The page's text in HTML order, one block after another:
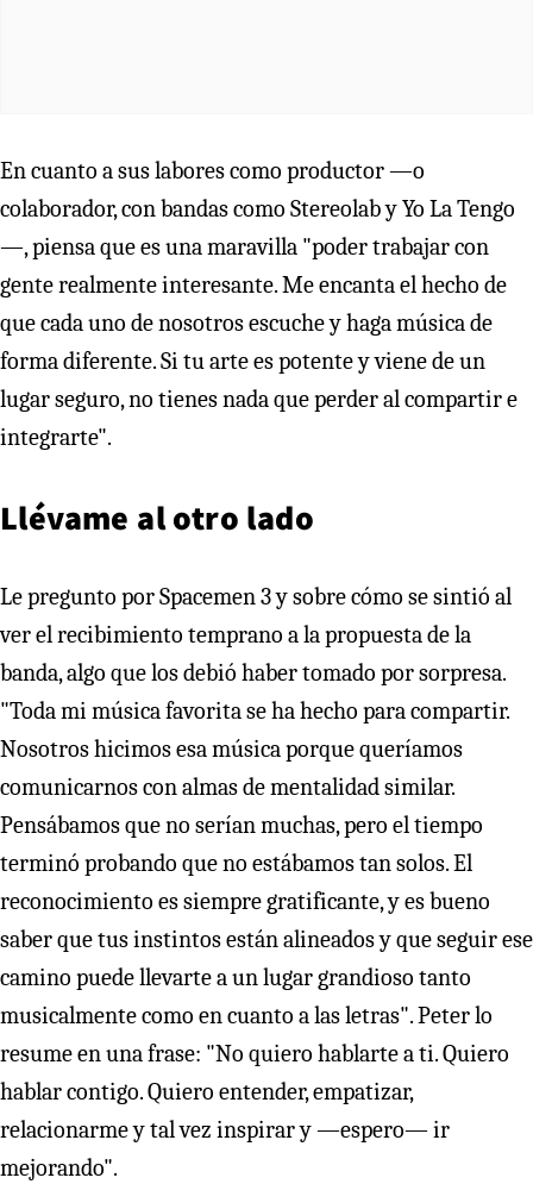
En cuanto a sus labores como productor —o
colaborador, con bandas como Stereolab y Yo La Tengo
—, piensa que es una maravilla "poder trabajar con
gente realmente interesante. Me encanta el hecho de
que cada uno de nosotros escuche y haga música de
forma diferente. Si tu arte es potente y viene de un
lugar seguro, no tienes nada que perder al compartir e
integrarte".
Llévame al otro lado
Le pregunto por Spacemen 3 y sobre cómo se sintió al
ver el recibimiento temprano a la propuesta de la
banda, algo que los debió haber tomado por sorpresa.
"Toda mi música favorita se ha hecho para compartir.
Nosotros hicimos esa música porque queríamos
comunicarnos con almas de mentalidad similar.
Pensábamos que no serían muchas, pero el tiempo
terminó probando que no estábamos tan solos. El
reconocimiento es siempre gratificante, y es bueno
saber que tus instintos están alineados y que seguir ese
camino puede llevarte a un lugar grandioso tanto
musicalmente como en cuanto a las letras". Peter lo
resume en una frase: "No quiero hablarte a ti. Quiero
hablar contigo. Quiero entender, empatizar,
relacionarme y tal vez inspirar y —espero— ir
mejorando".